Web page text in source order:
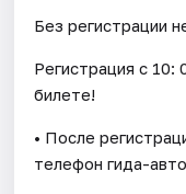
Без регистрации
Регистрация с 10:
билете!
• После
телефон гида-